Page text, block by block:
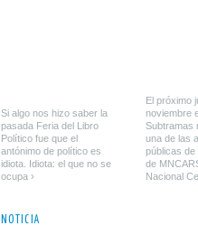
Si algo nos hizo saber la
pasada Feria del Libro
Político fue que el
antónimo de político es
idiota. Idiota: el que no se
ocupa ›
El próximo
noviembre
Subtramas
una de las
públicas de
de
Nacional
NOTICIA